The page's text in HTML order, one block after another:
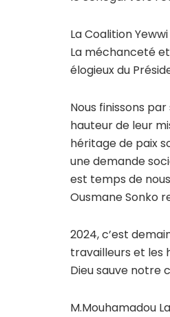
La Coalition
La méchanceté
élogieux du
Nous finissons
hauteur de leur
héritage de paix
une demande
est temps de
Ousmane Sonko
2024, c’est
travailleurs et les
Dieu sauve notre
M.Mouhamadou